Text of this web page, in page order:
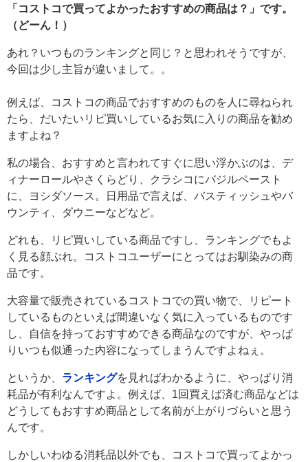
「コストコで買ってよかったおすすめの商品は？」です。
（どーん！）
あれ？いつものランキングと同じ？と思われそうですが、
今回は少し主旨が違いまして。。
例えば、コストコの商品でおすすめのものを人に尋ねられ
たら、だいたいリピ買いしているお気に入りの商品を勧め
ますよね？
私の場合、おすすめと言われてすぐに思い浮かぶのは、デ
ィナーロールやさくらどり、クラシコにバジルペースト
に、ヨシダソース。日用品で言えば、バスティッシュやバ
ウンティ、ダウニーなどなど。
どれも、リピ買いしている商品ですし、ランキングでもよ
く見る顔ぶれ。コストコユーザーにとってはお馴染みの商
品です。
大容量で販売されているコストコでの買い物で、リピート
しているものといえば間違いなく気に入っているものです
し、自信を持っておすすめできる商品なのですが、やっぱ
りいつも似通った内容になってしまうんですよねぇ。
というか、 ランキングを見ればわかるように、やっぱり消
耗品が有利なんですよ。例えば、1回買えば済む商品などは
どうしてもおすすめ商品として名前が上がりづらいと思う
んです。
しかしいわゆる消耗品以外でも、コストコで買ってよかっ